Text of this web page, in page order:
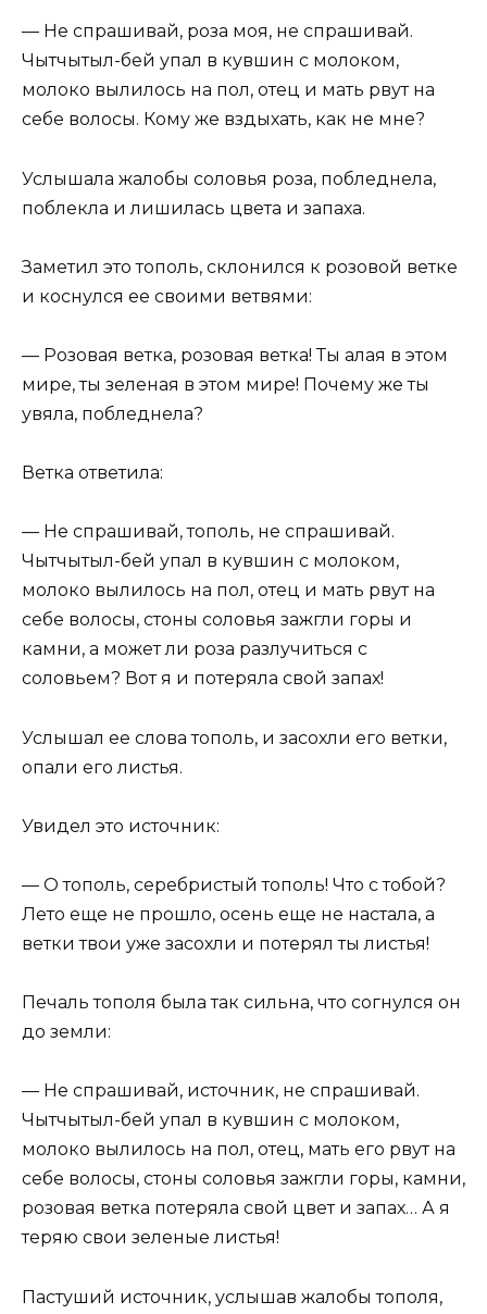
— Не спрашивай, роза моя, не спрашивай.
Чытчытыл-бей упал в кувшин с молоком,
молоко вылилось на пол, отец и мать рвут на
себе волосы. Кому же вздыхать, как не мне?
Услышала жалобы соловья роза, побледнела,
поблекла и лишилась цвета и запаха.
Заметил это тополь, склонился к розовой ветке
и коснулся ее своими ветвями:
— Розовая ветка, розовая ветка! Ты алая в этом
мире, ты зеленая в этом мире! Почему же ты
увяла, побледнела?
Ветка ответила:
— Не спрашивай, тополь, не спрашивай.
Чытчытыл-бей упал в кувшин с молоком,
молоко вылилось на пол, отец и мать рвут на
себе волосы, стоны соловья зажгли горы и
камни, а может ли роза разлучиться с
соловьем? Вот я и потеряла свой запах!
Услышал ее слова тополь, и засохли его ветки,
опали его листья.
Увидел это источник:
— О тополь, серебристый тополь! Что с тобой?
Лето еще не прошло, осень еще не настала, а
ветки твои уже засохли и потерял ты листья!
Печаль тополя была так сильна, что согнулся он
до земли:
— Не спрашивай, источник, не спрашивай.
Чытчытыл-бей упал в кувшин с молоком,
молоко вылилось на пол, отец, мать его рвут на
себе волосы, стоны соловья зажгли горы, камни,
розовая ветка потеряла свой цвет и запах… А я
теряю свои зеленые листья!
Пастуший источник, услышав жалобы тополя,